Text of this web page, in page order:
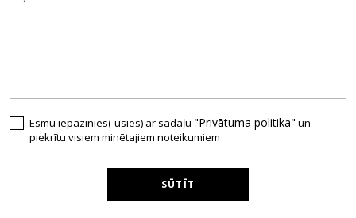
Esmu iepazinies(-usies) ar sadaļu "Privātuma politika" un
piekrītu visiem minētajiem noteikumiem
SŪTĪT